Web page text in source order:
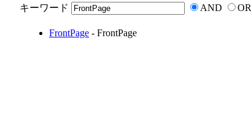
キーワード AND OR
FrontPage - FrontPage